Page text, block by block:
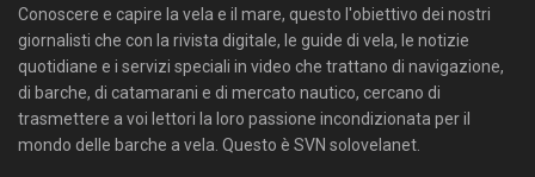
Conoscere e capire la vela e il mare, questo l'obiettivo dei nostri
giornalisti che con la rivista digitale, le guide di vela, le notizie
quotidiane e i servizi speciali in video che trattano di navigazione,
di barche, di catamarani e di mercato nautico, cercano di
trasmettere a voi lettori la loro passione incondizionata per il
mondo delle barche a vela. Questo è SVN solovelanet.